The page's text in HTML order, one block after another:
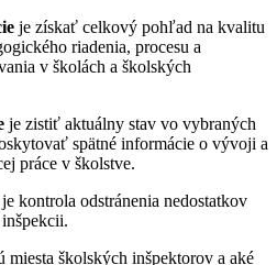
je získať celkový pohľad na kvalitu
riadenia, procesu a
v školách a školských
je zistiť aktuálny stav vo vybraných
spätné informácie o vývoji a
práce v školstve.
je kontrola odstránenia nedostatkov
miesta školských inšpektorov a aké